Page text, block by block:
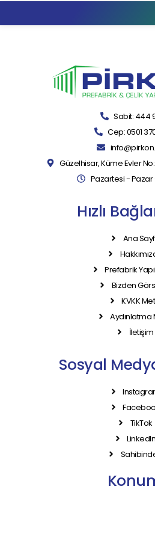
Sabit: 444
Cep: 0501
Güzelhisar, Küme Evler
Pazartesi - Pazar
Hızlı
Ana
Prefabrik
Bizden
KVKK
Aydınlatma
İletişim
Sosyal
TikTok
LinkedIn